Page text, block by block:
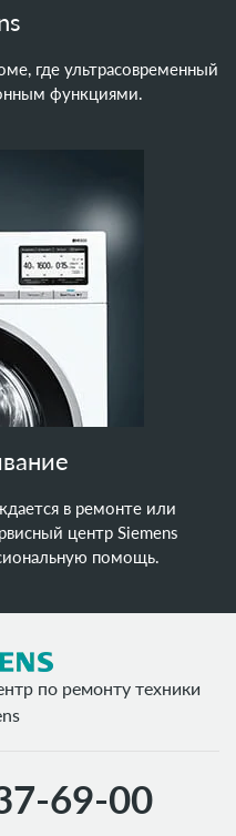
где ультрасовременный
функциями.
в ремонте или
центр Siemens
помощь.
по ремонту техники
69-00